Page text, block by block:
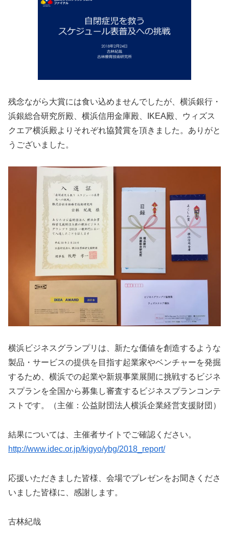
残念ながら大賞には食い込めませんでしたが、横浜銀行・
浜銀総合研究所殿、横浜信用金庫殿、IKEA殿、ウィズス
クエア横浜殿よりそれぞれ協賛賞を頂きました。ありがと
うございました。
横浜ビジネスグランプリは、新たな価値を創造するような
製品・サービスの提供を目指す起業家やベンチャーを発掘
するため、横浜での起業や新規事業展開に挑戦するビジネ
スプランを全国から募集し審査するビジネスプランコンテ
ストです。（主催：公益財団法人横浜企業経営支援財団）
結果については、主催者サイトでご確認ください。
http://www.idec.or.jp/kigyo/ybg/2018_report/
応援いただきました皆様、会場でプレゼンをお聞きくださ
いました皆様に、感謝します。
古林紀哉